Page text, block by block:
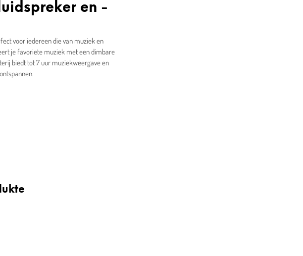
en -
voor iedereen die van muziek en
je favoriete muziek met een dimbare
biedt tot 7 uur muziekweergave en